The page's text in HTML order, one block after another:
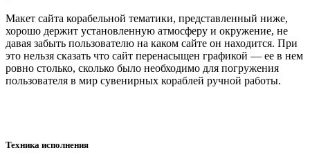
Макет сайта корабельной тематики, представленный ниже,
хорошо держит установленную атмосферу и окружение, не
давая забыть пользователю на каком сайте он находится. При
это нельзя сказать что сайт перенасыщен графикой — ее в нем
ровно столько, сколько было необходимо для погружения
пользователя в мир сувенирных кораблей ручной работы.
Техника исполнения